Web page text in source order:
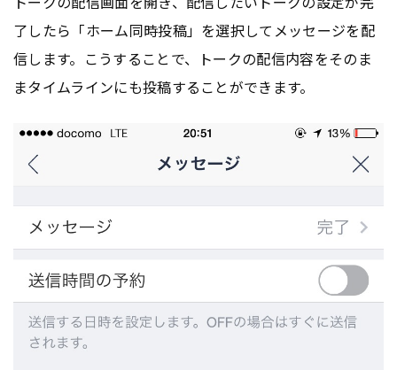
了したら「ホーム同時投稿」を選択してメッセージを配
信します。こうすることで、トークの配信内容をそのま
まタイムラインにも投稿することができます。